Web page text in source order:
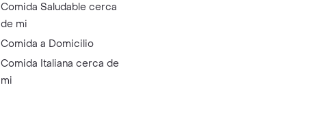
Comida Saludable cerca
de mi
Comida a Domicilio
Comida Italiana cerca de
mi